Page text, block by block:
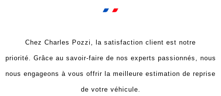
Chez Charles Pozzi, la satisfaction client est notre
priorité. Grâce au savoir-faire de nos experts passionnés, nous
nous engageons à vous offrir la meilleure estimation de reprise
de votre véhicule.